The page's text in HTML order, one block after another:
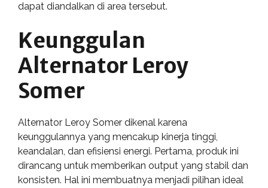
dapat diandalkan di area tersebut.
Keunggulan
Alternator Leroy
Somer
Alternator Leroy Somer dikenal karena
keunggulannya yang mencakup kinerja tinggi,
keandalan, dan efisiensi energi. Pertama, produk ini
dirancang untuk memberikan output yang stabil dan
konsisten. Hal ini membuatnya menjadi pilihan ideal